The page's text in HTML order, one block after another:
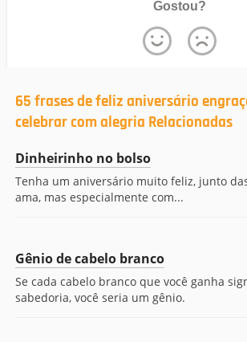
Gostou?
65 frases de feliz aniversário
celebrar com alegria Relacionadas
Dinheirinho no bolso
Tenha um aniversário muito feliz, junto
ama, mas especialmente com...
Gênio de cabelo branco
Se cada cabelo branco que você ganha
sabedoria, você seria um gênio.